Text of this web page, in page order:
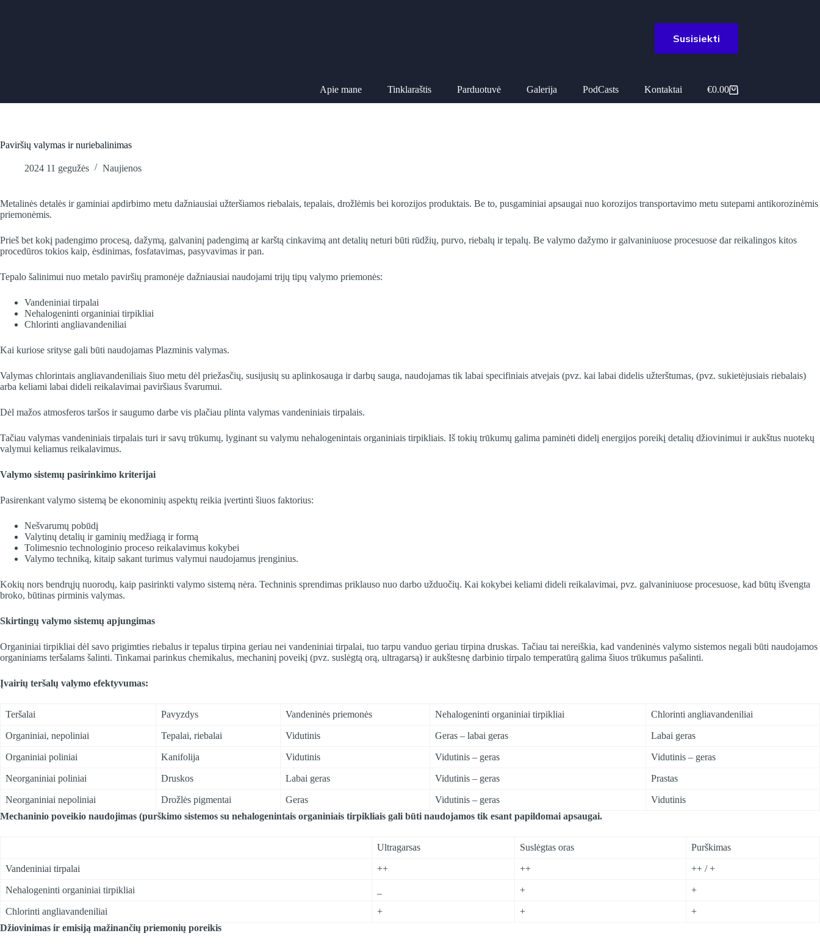
Susisiekti
Apie mane Tinklaraštis Parduotuvė Galerija PodCasts Kontaktai
Pirkinių
krepšelis
€0.00
Paviršių valymas ir nuriebalinimas
2024 11 gegužės Naujienos
Metalinės detalės ir gaminiai apdirbimo metu dažniausiai užteršiamos riebalais, tepalais, drožlėmis bei korozijos produktais. Be to, pusgaminiai apsaugai nuo korozijos transportavimo metu sutepami antikorozinėmis
priemonėmis.
Prieš bet kokį padengimo procesą, dažymą, galvaninį padengimą ar karštą cinkavimą ant detalių neturi būti rūdžių, purvo, riebalų ir tepalų. Be valymo dažymo ir galvaniniuose procesuose dar reikalingos kitos
procedūros tokios kaip, ėsdinimas, fosfatavimas, pasyvavimas ir pan.
Tepalo šalinimui nuo metalo paviršių pramonėje dažniausiai naudojami trijų tipų valymo priemonės:
Vandeniniai tirpalai
Nehalogeninti organiniai tirpikliai
Chlorinti angliavandeniliai
Kai kuriose srityse gali būti naudojamas Plazminis valymas.
Valymas chlorintais angliavandeniliais šiuo metu dėl priežasčių, susijusių su aplinkosauga ir darbų sauga, naudojamas tik labai specifiniais atvejais (pvz. kai labai didelis užterštumas, (pvz. sukietėjusiais riebalais)
arba keliami labai dideli reikalavimai paviršiaus švarumui.
Dėl mažos atmosferos taršos ir saugumo darbe vis plačiau plinta valymas vandeniniais tirpalais.
Tačiau valymas vandeniniais tirpalais turi ir savų trūkumų, lyginant su valymu nehalogenintais organiniais tirpikliais. Iš tokių trūkumų galima paminėti didelį energijos poreikį detalių džiovinimui ir aukštus nuotekų
valymui keliamus reikalavimus.
Valymo sistemų pasirinkimo kriterijai
Pasirenkant valymo sistemą be ekonominių aspektų reikia įvertinti šiuos faktorius:
Nešvarumų pobūdį
Valytinų detalių ir gaminių medžiagą ir formą
Tolimesnio technologinio proceso reikalavimus kokybei
Valymo techniką, kitaip sakant turimus valymui naudojamus įrenginius.
Kokių nors bendrųjų nuorodų, kaip pasirinkti valymo sistemą nėra. Techninis sprendimas priklauso nuo darbo užduočių. Kai kokybei keliami dideli reikalavimai, pvz. galvaniniuose procesuose, kad būtų išvengta
broko, būtinas pirminis valymas.
Skirtingų valymo sistemų apjungimas
Organiniai tirpikliai dėl savo prigimties riebalus ir tepalus tirpina geriau nei vandeniniai tirpalai, tuo tarpu vanduo geriau tirpina druskas. Tačiau tai nereiškia, kad vandeninės valymo sistemos negali būti naudojamos
organiniams teršalams šalinti. Tinkamai parinkus chemikalus, mechaninį poveikį (pvz. suslėgtą orą, ultragarsą) ir aukštesnę darbinio tirpalo temperatūrą galima šiuos trūkumus pašalinti.
Įvairių teršalų valymo efektyvumas:
Teršalai Pavyzdys Vandeninės priemonės Nehalogeninti organiniai tirpikliai Chlorinti angliavandeniliai
Organiniai, nepoliniai Tepalai, riebalai Vidutinis Geras – labai geras Labai geras
Organiniai poliniai Kanifolija Vidutinis Vidutinis – geras Vidutinis – geras
Neorganiniai poliniai Druskos Labai geras Vidutinis – geras Prastas
Neorganiniai nepoliniai Drožlės pigmentai Geras Vidutinis – geras
Vidutinis
Mechaninio poveikio naudojimas (purškimo sistemos su nehalogenintais organiniais tirpikliais gali būti naudojamos tik esant papildomai apsaugai.
Ultragarsas Suslėgtas oras Purškimas
Vandeniniai tirpalai ++ ++ ++ / +
Nehalogeninti organiniai tirpikliai + +
Chlorinti angliavandeniliai + +
+
Džiovinimas ir emisiją mažinančių priemonių poreikis